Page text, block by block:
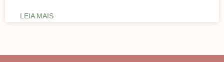
LEIA MAIS